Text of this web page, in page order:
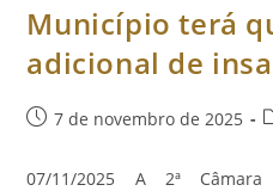
Cirurgia
Município terá
adicional de
Post7 de novembro de 2025
07/11/2025 A 2ª